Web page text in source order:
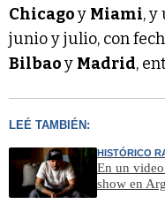
Chicagoy Miami, y
junio y julio, con
Bilbaoy Madrid,
LEÉ TAMBIÉN:
HISTÓRICO
En un
show en